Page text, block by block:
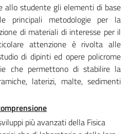
allo studente gli elementi di base
principali metodologie per la
di materiali di interesse per il
attenzione è rivolta alle
di dipinti ed opere policrome
che permettono di stabilire la
laterizi, malte, sedimenti
più avanzati della Fisica